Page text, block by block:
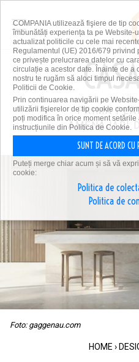
PRIMA
AMENAJĂRI
Foto: gaggenau.com
HOME ›
COMPANIA utilizează fişiere de tip
îmbunătăți experiența ta pe Website-
actualizat politicile cu cele mai
Regulamentul (UE) 2016/679
ce privește prelucrarea datelor cu
circulație a acestor date. Înainte de a
nostru te rugăm să aloci timpul
Politicii de Cookie.
Prin continuarea navigării pe
utilizării fişierelor de tip cookie
poți modifica în orice moment
instrucțiunile din Politica de Cookie.
SUNT DE ACORD CU
Puteți merge chiar acum și să vă
cookie:
Politica de
Politica de